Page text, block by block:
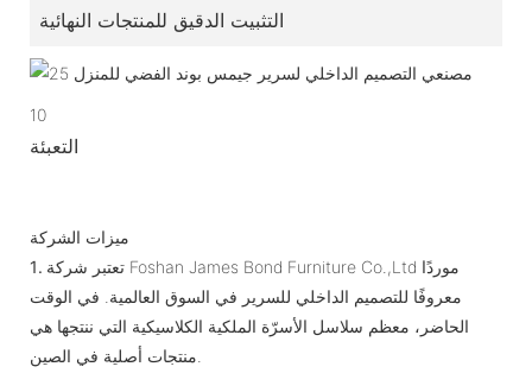
التثبيت الدقيق للمنتجات النهائية
10
التعبئة
ميزات الشركة
1. تعتبر شركة Foshan James Bond Furniture Co.,Ltd موردًا
معروفًا للتصميم الداخلي للسرير في السوق العالمية. في الوقت
الحاضر، معظم سلاسل الأسرّة الملكية الكلاسيكية التي ننتجها هي